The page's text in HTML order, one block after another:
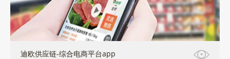
迪欧供应链-综合电商平台app